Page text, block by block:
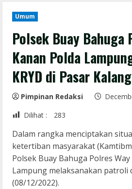
Umum
Polsek Buay Bahuga
Kanan Polda
KRYD di Pasar
Pimpinan Redaksi
Dilihat :
283
Dalam rangka menciptakan
ketertiban masyarakat
Polsek Buay Bahuga Polres
Lampung melaksanakan patroli
(08/12/2022).